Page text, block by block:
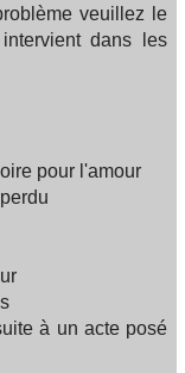
veuillez le
dans les
pour l'amour
à un acte posé